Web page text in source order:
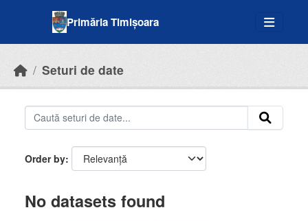
Primăria Timișoara
Seturi de date
Order by
No datasets found